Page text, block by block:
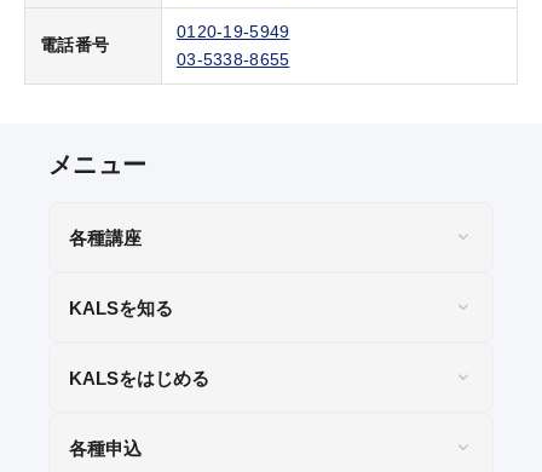
各種講座
KALSを知る
KALSをはじめる
各種申込
電話番号
0120-19-5949
03-5338-8655